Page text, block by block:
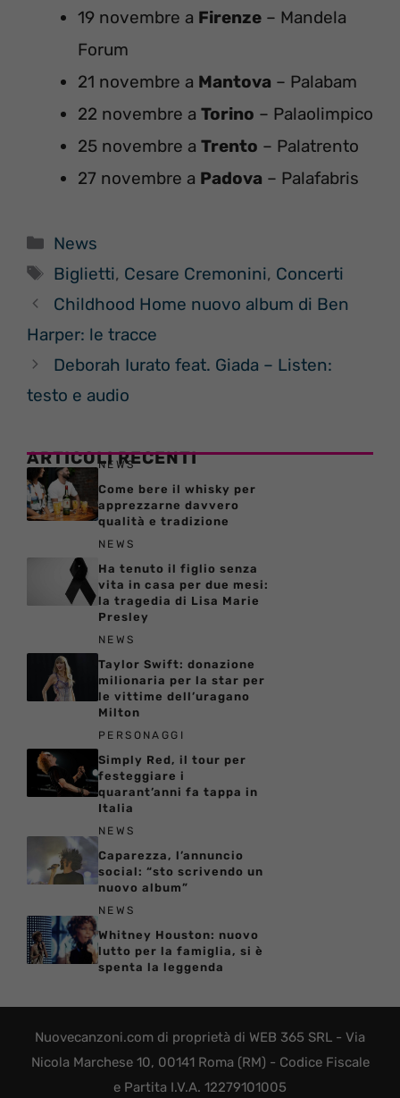
19 novembre a Firenze – Mandela
Forum
21 novembre a Mantova – Palabam
22 novembre a Torino – Palaolimpico
25 novembre a Trento – Palatrento
27 novembre a Padova – Palafabris
Categorie
News
Tag
Biglietti, Cesare Cremonini, Concerti
Childhood Home nuovo album di Ben
Harper: le tracce
Deborah Iurato feat. Giada – Listen:
testo e audio
ARTICOLI RECENTI
NEWS
Come bere il whisky per
apprezzarne davvero
qualità e tradizione
NEWS
Ha tenuto il figlio senza
vita in casa per due mesi:
la tragedia di Lisa Marie
Presley
NEWS
Taylor Swift: donazione
milionaria per la star per
le vittime dell’uragano
Milton
PERSONAGGI
Simply Red, il tour per
festeggiare i
quarant’anni fa tappa in
Italia
NEWS
Caparezza, l’annuncio
social: “sto scrivendo un
nuovo album”
NEWS
Whitney Houston: nuovo
lutto per la famiglia, si è
spenta la leggenda
Nuovecanzoni.com di proprietà di WEB 365 SRL - Via
Nicola Marchese 10, 00141 Roma (RM) - Codice Fiscale
e Partita I.V.A. 12279101005